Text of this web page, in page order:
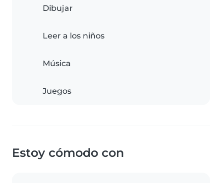
Dibujar
Leer a los niños
Música
Juegos
Estoy cómodo con